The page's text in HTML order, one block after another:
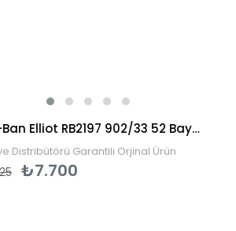
Ray-Ban Elliot RB2197 902/33 52 Bayan Güneş Gözlüğü
Distribütörü Garantili Orjinal Ürün
₺7.700